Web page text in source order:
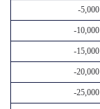
-5,000
-10,000
-15,000
-20,000
-25,000